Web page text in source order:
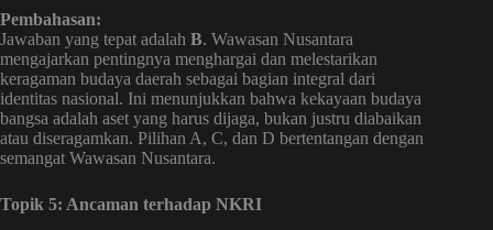
Pembahasan:
Jawaban yang tepat adalah B. Wawasan Nusantara
mengajarkan pentingnya menghargai dan melestarikan
keragaman budaya daerah sebagai bagian integral dari
identitas nasional. Ini menunjukkan bahwa kekayaan budaya
bangsa adalah aset yang harus dijaga, bukan justru diabaikan
atau diseragamkan. Pilihan A, C, dan D bertentangan dengan
semangat Wawasan Nusantara.
Topik 5: Ancaman terhadap NKRI